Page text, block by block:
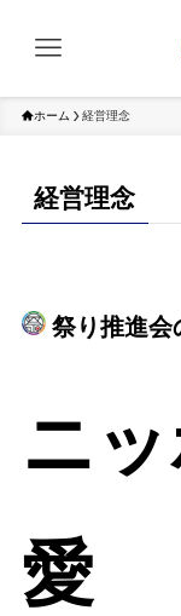
ホーム 経営理念
経営理念
祭り推進会
ニ
愛